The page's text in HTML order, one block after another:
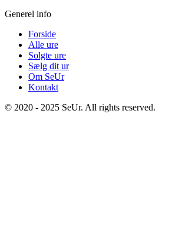
Generel info
Forside
Alle ure
Solgte ure
Sælg dit ur
Om SeUr
Kontakt
© 2020 - 2025 SeUr. All rights reserved.